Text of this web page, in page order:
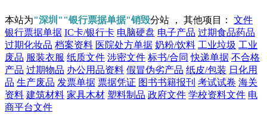
本站为"深圳""银行票据单据"销毁分站 ， 其他项目： 文件
银行票据单据 IC卡/银行卡 电脑硬盘 电子产品 过期食品药品
过期化妆品 档案资料 医院处方单据 奶粉/饮料 工业垃圾 工业
废品 服装衣服 纸质文件 涉密文件 标书/合同 快递单据 不合格
产品 过期物品 办公用品资料 假冒伪劣产品 纸皮/包装 日化用
品 生产废品 发票单据 票据凭证 图书书籍报刊 考试试卷 海关
资料 建筑材料 家具木材 塑料制品 政府文件 学校资料文件 电
商平台文件